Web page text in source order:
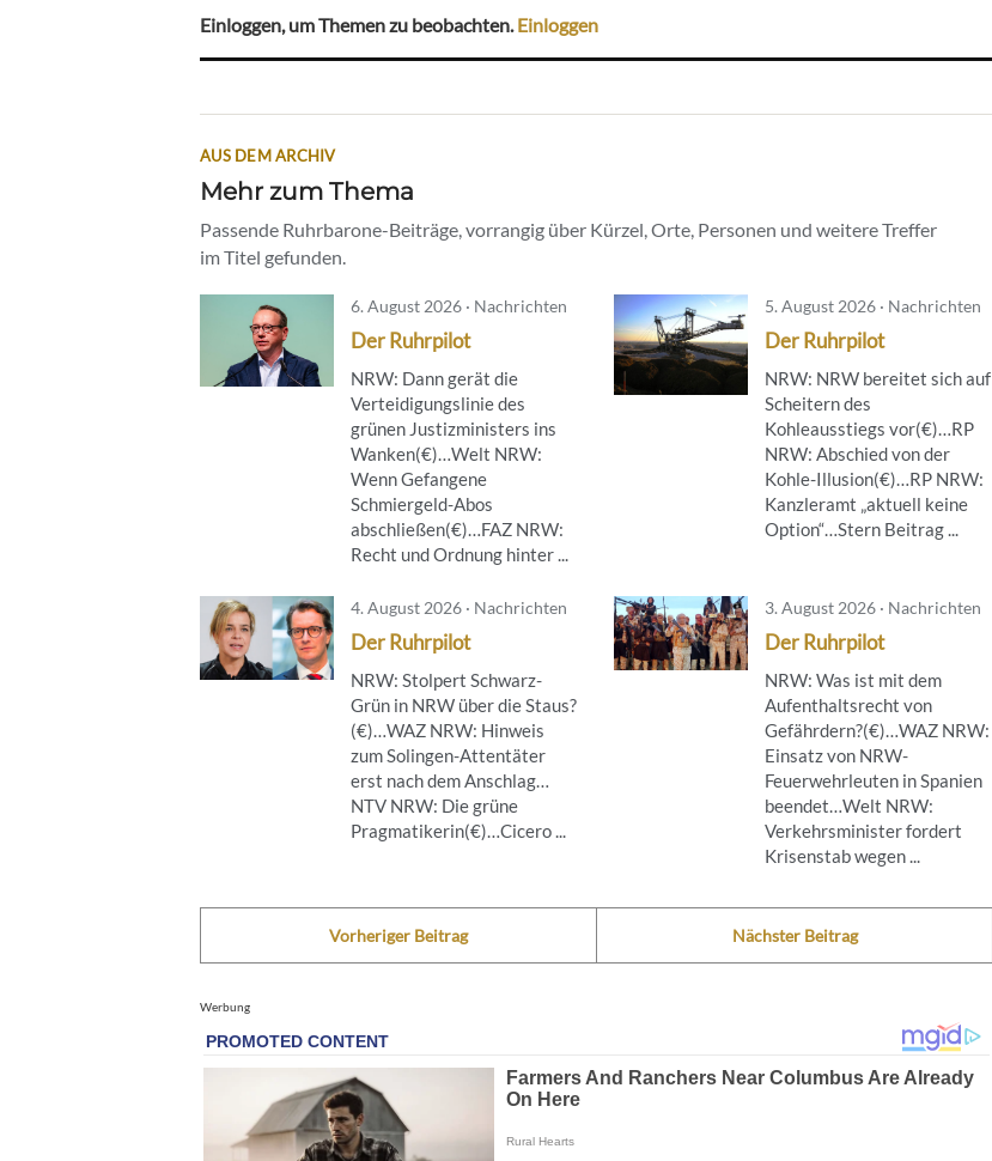
Einloggen, um Themen zu beobachten.Einloggen
AUS DEM ARCHIV
Mehr zum Thema
Passende Ruhrbarone-Beiträge, vorrangig über Kürzel, Orte, Personen und weitere Treffer
im Titel gefunden.
6. August 2026 · Nachrichten
Der Ruhrpilot
NRW: Dann gerät die
Verteidigungslinie des
grünen Justizministers ins
Wanken(€)…Welt NRW:
Wenn Gefangene
Schmiergeld-Abos
abschließen(€)…FAZ NRW:
Recht und Ordnung hinter ...
5. August 2026 · Nachrichten
Der Ruhrpilot
NRW: NRW bereitet sich auf
Scheitern des
Kohleausstiegs vor(€)…RP
NRW: Abschied von der
Kohle-Illusion(€)…RP NRW:
Kanzleramt „aktuell keine
Option“…Stern Beitrag ...
4. August 2026 · Nachrichten
Der Ruhrpilot
NRW: Stolpert Schwarz-
Grün in NRW über die Staus?
(€)…WAZ NRW: Hinweis
zum Solingen-Attentäter
erst nach dem Anschlag…
NTV NRW: Die grüne
Pragmatikerin(€)…Cicero ...
3. August 2026 · Nachrichten
Der Ruhrpilot
NRW: Was ist mit dem
Aufenthaltsrecht von
Gefährdern?(€)…WAZ NRW:
Einsatz von NRW-
Feuerwehrleuten in Spanien
beendet…Welt NRW:
Verkehrsminister fordert
Krisenstab wegen ...
Vorheriger Beitrag Nächster Beitrag
Werbung